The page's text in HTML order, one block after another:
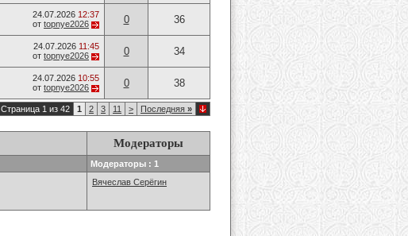
24.07.2026 12:37
от topnye2026 0 36
24.07.2026 11:45
от topnye2026 0 34
24.07.2026 10:55
от topnye2026 0 38
Страница 1 из 42 1 2 3 11 > Последняя »
Модераторы
Модераторы : 1
Вячеслав Серёгин